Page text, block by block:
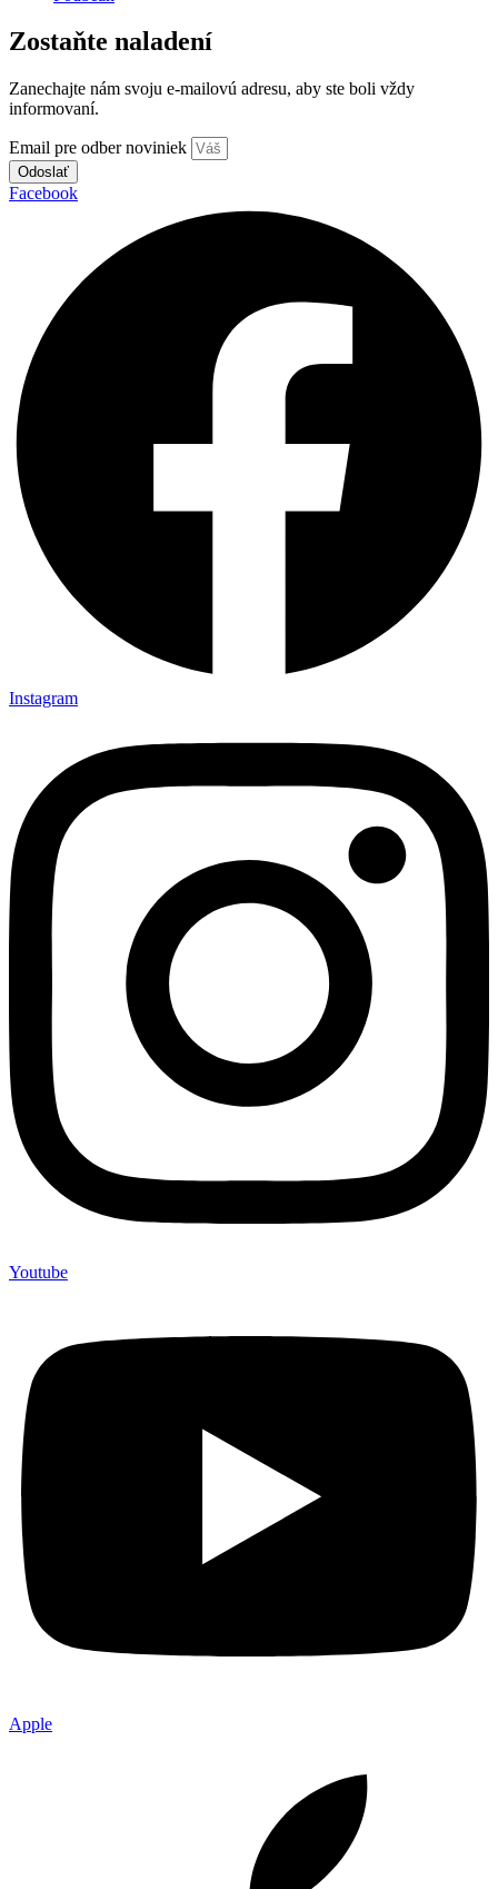
Zostaňte naladení
Zanechajte nám svoju e-mailovú adresu, aby ste boli vždy
informovaní.
Email pre odber noviniek
Odoslať
Facebook
Instagram
Youtube
Apple